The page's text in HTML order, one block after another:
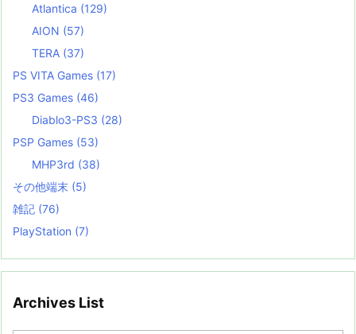
Atlantica (129)
AION (57)
TERA (37)
PS VITA Games (17)
PS3 Games (46)
Diablo3-PS3 (28)
PSP Games (53)
MHP3rd (38)
その他端末 (5)
雑記 (76)
PlayStation (7)
Archives List